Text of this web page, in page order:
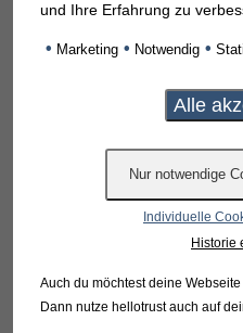
KONTAKT
und Ihre Erfahrung zu
• Marketing • Notwendig •
Individuelle
Historie
Auch du möchtest deine
Dann nutze hellotrust auch auf